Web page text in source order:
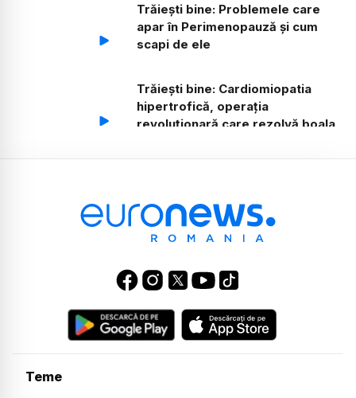
Trăiești bine: Problemele care
apar în Perimenopauză și cum
scapi de ele
Trăiești bine: Cardiomiopatia
hipertrofică, operația
revoluționară care rezolvă boala
femeile peste 40 de ani
menopauză și tratamentul
pentru incontinența urinară
Trăiești bine: Sarcinile cu risc, la
ce trebuie să fie atente
Teme